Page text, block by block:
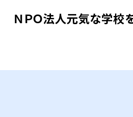
ＮＰＯ法人元気な学校